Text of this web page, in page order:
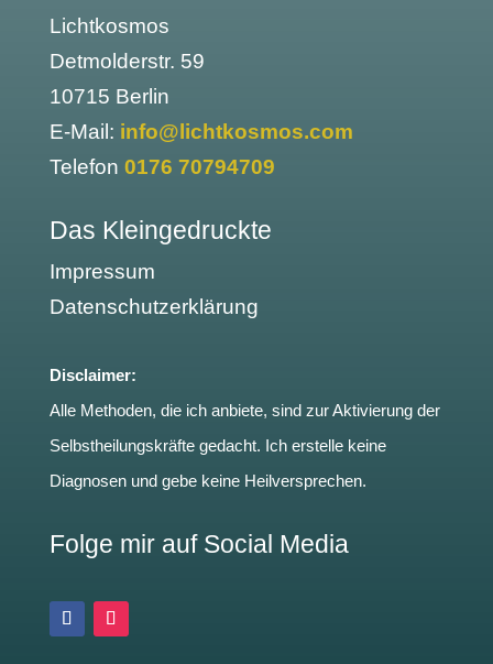
Lichtkosmos
Detmolderstr. 59
10715 Berlin
E-Mail: info@lichtkosmos.com
Telefon 0176 70794709
Das Kleingedruckte
Impressum
Datenschutzerklärung
Disclaimer:
Alle Methoden, die ich anbiete, sind zur Aktivierung der
Selbstheilungskräfte gedacht. Ich erstelle keine
Diagnosen und gebe keine Heilversprechen.
Folge mir auf Social Media